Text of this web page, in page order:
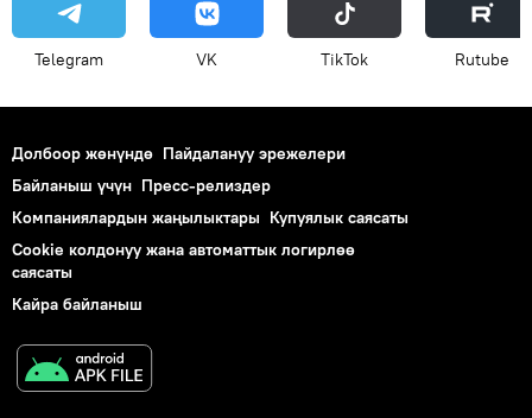
Telegram VK ТikТоk Rutube
Долбоор жөнүндө Пайдалануу эрежелери
Байланыш үчүн Пресс-релиздер
Компаниялардын жаңылыктары Купуялык саясаты
Cookie колдонуу жана автоматтык логирлөө
саясаты
Кайра байланыш